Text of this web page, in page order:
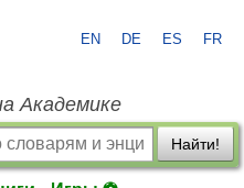
EN DE ES FR
Академике
Найти!